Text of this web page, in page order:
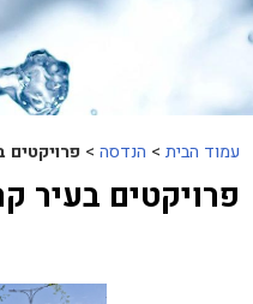
עמוד הבית > הנדסה > פרויקטים
פרויקטים בעיר